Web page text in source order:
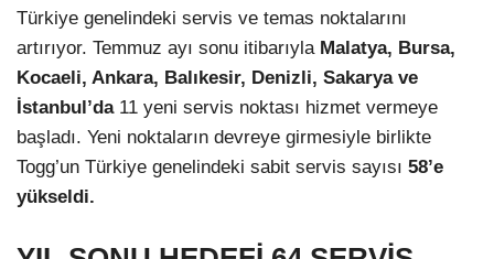
Türkiye genelindeki servis ve temas noktalarını
artırıyor. Temmuz ayı sonu itibarıyla Malatya, Bursa,
Kocaeli, Ankara, Balıkesir, Denizli, Sakarya ve
İstanbul’da11 yeni servis noktası hizmet vermeye
başladı. Yeni noktaların devreye girmesiyle birlikte
Togg’un Türkiye genelindeki sabit servis sayısı 58’e
yükseldi.